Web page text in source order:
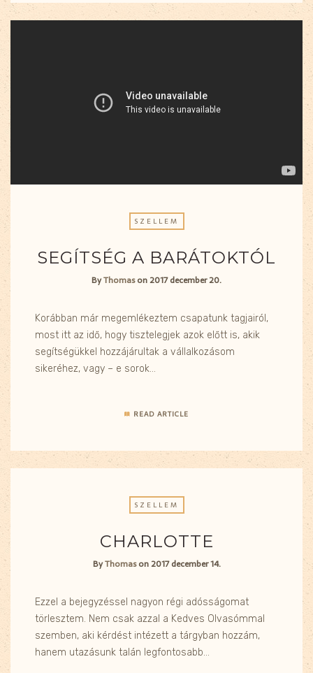
SZELLEM
SEGÍTSÉG A BARÁTOKTÓL
ByThomas on2017 december 20.
Korábban már megemlékeztem csapatunk tagjairól,
most itt az idő, hogy tisztelegjek azok előtt is, akik
segítségükkel hozzájárultak a vállalkozásom
sikeréhez, vagy – e sorok…
READ ARTICLE
SZELLEM
CHARLOTTE
ByThomas on2017 december 14.
Ezzel a bejegyzéssel nagyon régi adósságomat
törlesztem. Nem csak azzal a Kedves Olvasómmal
szemben, aki kérdést intézett a tárgyban hozzám,
hanem utazásunk talán legfontosabb…